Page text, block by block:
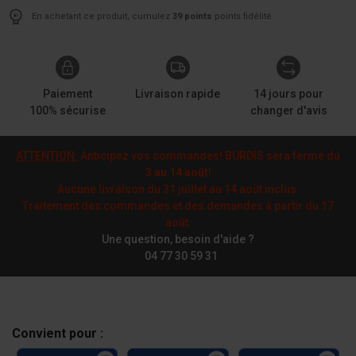
En achetant ce produit, cumulez 39 points points fidélité
Paiement
100% sécurise
Livraison rapide
14 jours pour
changer d'avis
ATTENTION: Anticipez vos commandes! BURDIS sera fermé du
3 au 14 août!
Aucune livraison du 31 juillet au 14 août inclus.
Traitement des commandes et des demandes à partir du 17
août.
Une question, besoin d'aide ?
04 77 30 59 31
Convient pour :